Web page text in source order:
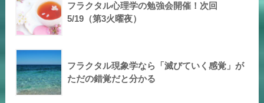
フラクタル心理学の勉強会開催！次回
5/19（第3火曜夜）
フラクタル現象学なら「滅びていく感覚」が
ただの錯覚だと分かる